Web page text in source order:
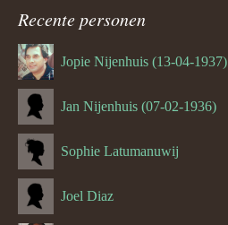
navigatie
Recente personen
Jopie Nijenhuis (13-04-1937)
Jan Nijenhuis (07-02-1936)
Sophie Latumanuwij
Joel Diaz